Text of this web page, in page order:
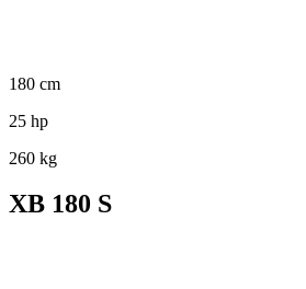
180 cm
25 hp
260 kg
XB 180 S